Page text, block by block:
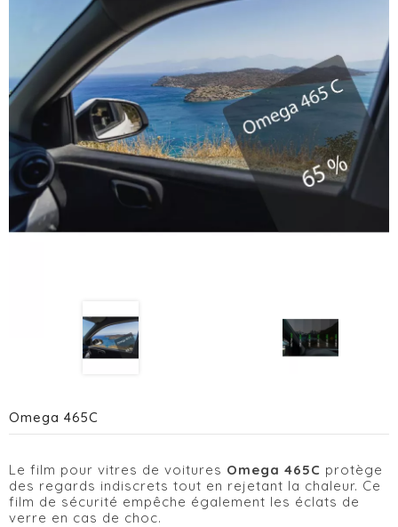
Omega 465C
Le film pour vitres de voitures Omega 465C protège
des regards indiscrets tout en rejetant la chaleur. Ce
film de sécurité empêche également les éclats de
verre en cas de choc.